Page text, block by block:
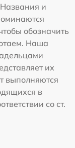
и
обозначить
Наша
их
выполняются
в
со ст.